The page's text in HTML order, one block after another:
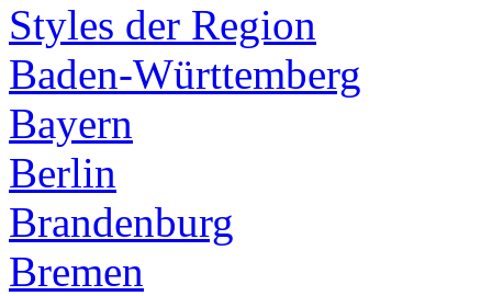
Styles der Region
Baden-Württemberg
Bayern
Berlin
Brandenburg
Bremen